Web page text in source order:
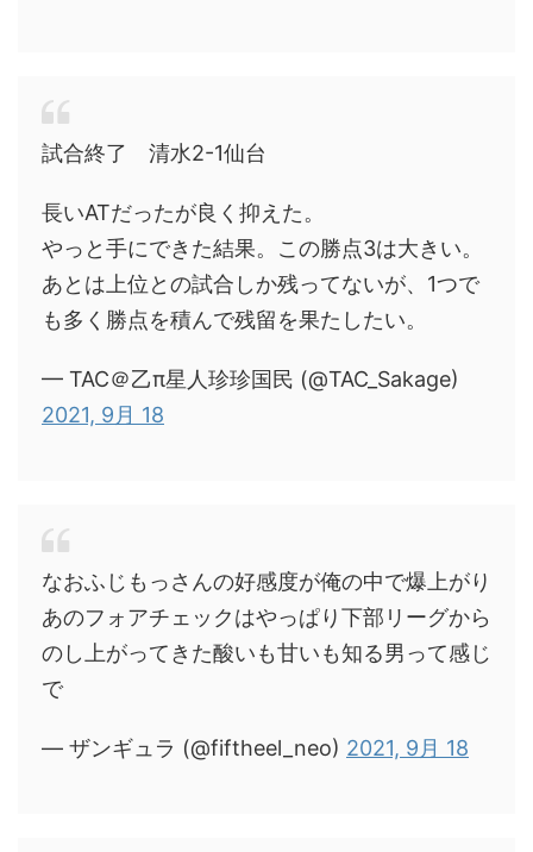
試合終了 清水2-1仙台
長いATだったが良く抑えた。
やっと手にできた結果。この勝点3は大きい。
あとは上位との試合しか残ってないが、1つで
も多く勝点を積んで残留を果たしたい。
— TAC＠乙π星人珍珍国民 (@TAC_Sakage)
2021, 9月 18
なおふじもっさんの好感度が俺の中で爆上がり
あのフォアチェックはやっぱり下部リーグから
のし上がってきた酸いも甘いも知る男って感じ
で
— ザンギュラ (@fiftheel_neo) 2021, 9月 18